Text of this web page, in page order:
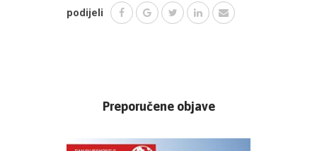
podijeli
Preporučene objave